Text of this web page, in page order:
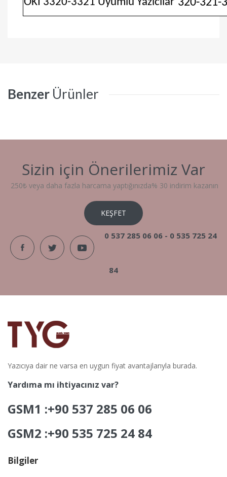
OKI 3320-3321 Uyumlu Yazıcılar 320-321-
Benzer Ürünler
Sizin için Önerilerimiz Var
250₺ veya daha fazla harcama yaptığınızda% 30 indirim kazanın
KEŞFET
0 537 285 06 06 - 0 535 725 24
84
Yazıcıya dair ne varsa en uygun fiyat avantajlarıyla burada.
Yardıma mı ihtiyacınız var?
GSM1 :+90 537 285 06 06
GSM2 :+90 535 725 24 84
Bilgiler